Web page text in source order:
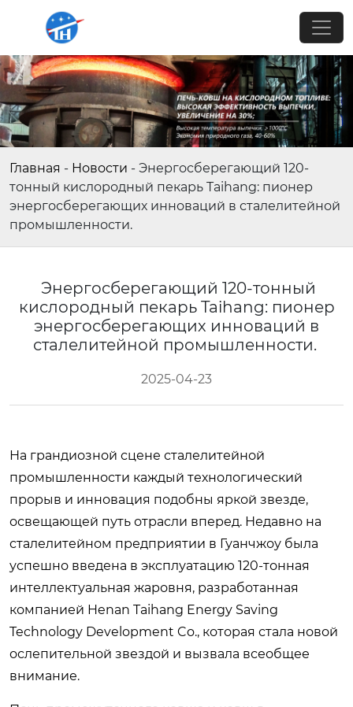
Главная - Новости - Энергосберегающий 120-
тонный кислородный пекарь Taihang: пионер
энергосберегающих инноваций в сталелитейной
промышленности.
Энергосберегающий 120-тонный
кислородный пекарь Taihang: пионер
энергосберегающих инноваций в
сталелитейной промышленности.
2025-04-23
На грандиозной сцене сталелитейной
промышленности каждый технологический
прорыв и инновация подобны яркой звезде,
освещающей путь отрасли вперед. Недавно на
сталелитейном предприятии в Гуанчжоу была
успешно введена в эксплуатацию 120-тонная
интеллектуальная жаровня, разработанная
компанией Henan Taihang Energy Saving
Technology Development Co., которая стала новой
ослепительной звездой и вызвала всеобщее
внимание.